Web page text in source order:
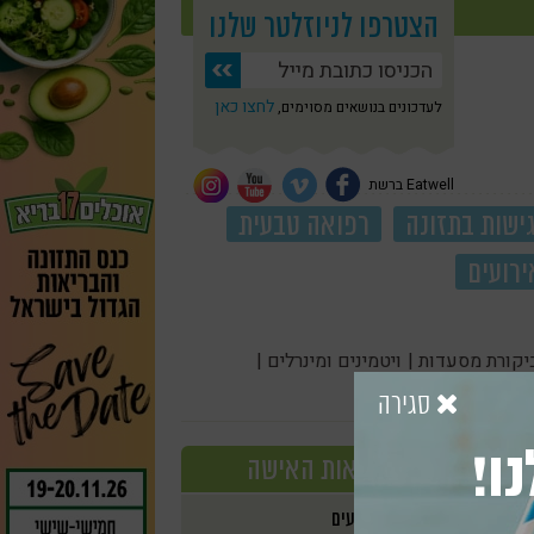
הצטרפו לניוזלטר שלנו
לעדכונים בנושאים מסוימים, לחצו כאן
Eatwell ברשת
גישות בתזונה
רפואה טבעית
מסעדות | ויטמינים ומינרלים |
בריאות האישה
אירועים
סגירה